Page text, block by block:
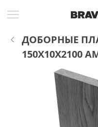
ДОБОРНЫЕ
150X10X2100